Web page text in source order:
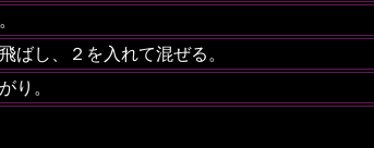
ばし、２を入れて混ぜる。
り。